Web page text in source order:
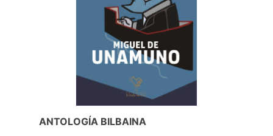
ANTOLOGÍA BILBAINA